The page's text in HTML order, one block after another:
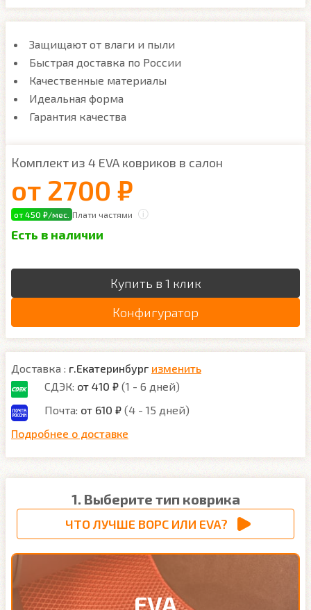
Защищают от влаги и пыли
Быстрая доставка по России
Качественные материалы
Идеальная форма
Гарантия качества
Комплект из 4 EVA ковриков в салон
от 2700 ₽
от 450 ₽/мес. Плати частями
Есть в наличии
Купить в 1 клик
Конфигуратор
Доставка : г.Екатеринбург изменить
СДЭК: от 410 ₽ (1 - 6 дней)
Почта: от 610 ₽ (4 - 15 дней)
Подробнее о доставке
1. Выберите тип коврика
ЧТО ЛУЧШЕ ВОРС ИЛИ EVA?
EVA